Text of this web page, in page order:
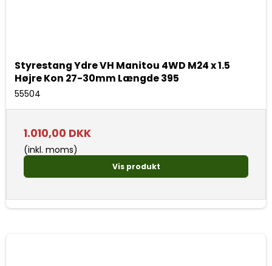
Styrestang Ydre VH Manitou 4WD M24 x 1.5
Højre Kon 27-30mm Længde 395
55504
1.010,00 DKK
(inkl. moms)
Vis produkt